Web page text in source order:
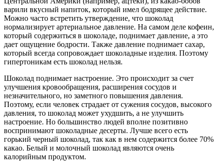
варили вкусный напиток, который имел бодрящее действие.
Можно часто встретить утверждение, что шоколад
нормализирует артериальное давление. На самом деле кофеин,
который содержиться в шоколаде, поднимает давление, а это
дает ощущение бодрости. Также давление поднимает сахар,
который всегда сопровождает шоколадные изделия. Поэтому
гипертоникам есть шоколад нельзя.
Шоколад поднимает настроение. Это происходит за счет
улучшения кровообращения, расширения сосудов и
незначительного, но заметного повышения давления.
Поэтому, если человек страдает от сужения сосудов, высокого
давления, то шоколад может ухудшить, а не улучшить
настроение. Но большинство людей вполне позитивно
воспринимают шоколадные десерты. Лучше всего есть
горький черный шоколад, так как в нем содержится более 70%
какао. Белый и молочный шоколад являются очень
калорийным продуктом.